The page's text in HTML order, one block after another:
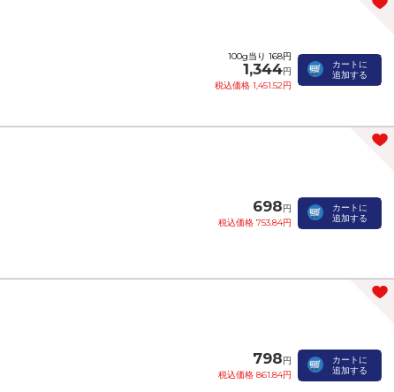
100g当り 168円
1,344円
税込価格 1,451.52円
カートに
追加する
698円
税込価格 753.84円
カートに
追加する
798円
税込価格 861.84円
カートに
追加する